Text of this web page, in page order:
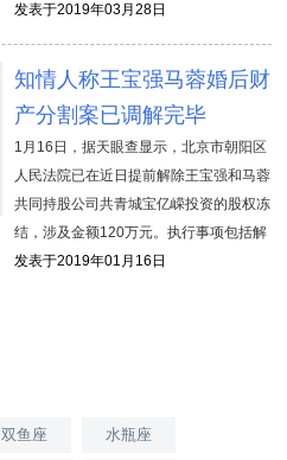
发表于2019年03月28日
知情人称王宝强马蓉婚后财
产分割案已调解完毕
1月16日，据天眼查显示，北京市朝阳区
人民法院已在近日提前解除王宝强和马蓉
共同持股公司共青城宝亿嵘投资的股权冻
结，涉及金额120万元。执行事项包括解
除股权冻结和其他投资权益，解冻日期为
发表于2019年01月16日
双鱼座 水瓶座